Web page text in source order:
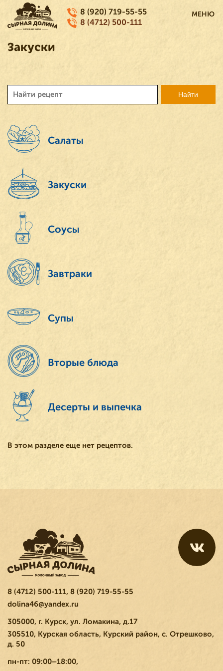
8 (920) 719-55-55
8 (4712) 500-111
МЕНЮ
Закуски
Салаты
Закуски
Соусы
Завтраки
Супы
Вторые блюда
Десерты и выпечка
В этом разделе еще нет рецептов.
8 (4712) 500-111, 8 (920) 719-55-55
dolina46@yandex.ru
305000, г. Курск, ул. Ломакина, д.17
305510, Курская область, Курский район, с. Отрешково,
д. 50
пн-пт: 09:00–18:00,